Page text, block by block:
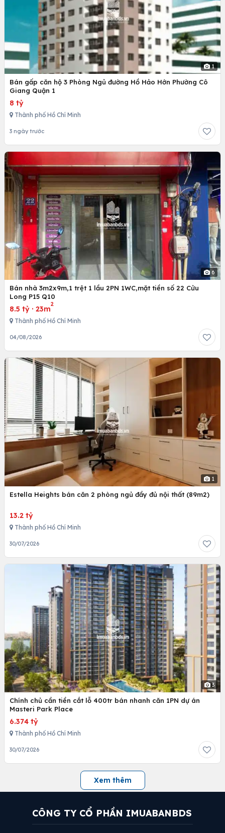
1
Bán gấp căn hộ 3 Phòng Ngủ đường Hồ Hảo Hớn Phường Cô
Giang Quận 1
8 tỷ
Thành phố Hồ Chí Minh
3 ngày trước
6
Bán nhà 3m2x9m,1 trệt 1 lầu 2PN 1WC,mặt tiền số 22 Cửu
Long P15 Q10
8.5 tỷ · 23m
2
Thành phố Hồ Chí Minh
04/08/2026
1
Estella Heights bán căn 2 phòng ngủ đầy đủ nội thất (89m2)
13.2 tỷ
Thành phố Hồ Chí Minh
30/07/2026
3
Chính chủ cần tiền cắt lỗ 400tr bán nhanh căn 1PN dự án
Masteri Park Place
6.374 tỷ
Thành phố Hồ Chí Minh
30/07/2026
Xem thêm
CÔNG TY CỔ PHẦN IMUABANBDS